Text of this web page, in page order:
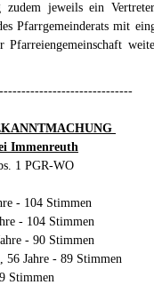
jeweils ein
Pfarrgemeinderats mit
Immenreuth
1 PGR-WO
- 104 Stimmen
- 104 Stimmen
- 90 Stimmen
Jahre - 89 Stimmen
Stimmen